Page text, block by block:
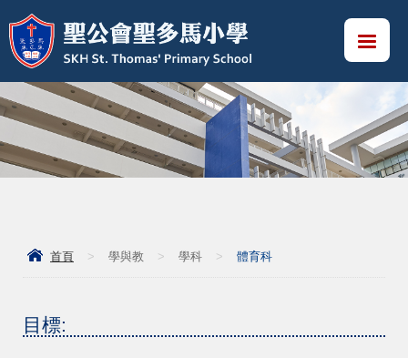
首頁 > 學與教 > 學科 > 體育科
目標: